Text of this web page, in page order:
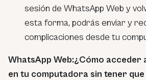
sesión de WhatsApp Web y
esta forma, podrás enviar y
complicaciones desde tu
WhatsApp Web:¿Cómo acceder
en tu computadora sin tener